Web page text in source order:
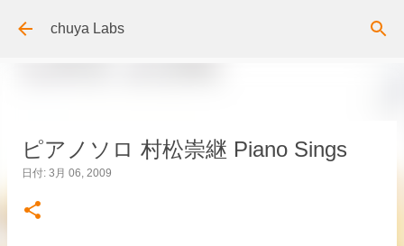
スキップしてメイン コンテンツに移動
chuya Labs
ピアノソロ 村松崇継 Piano Sings
日付: 3月 06, 2009